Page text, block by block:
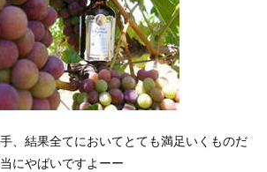
、結果全てにおいてとても満足いくものだ
にやばいですよーー